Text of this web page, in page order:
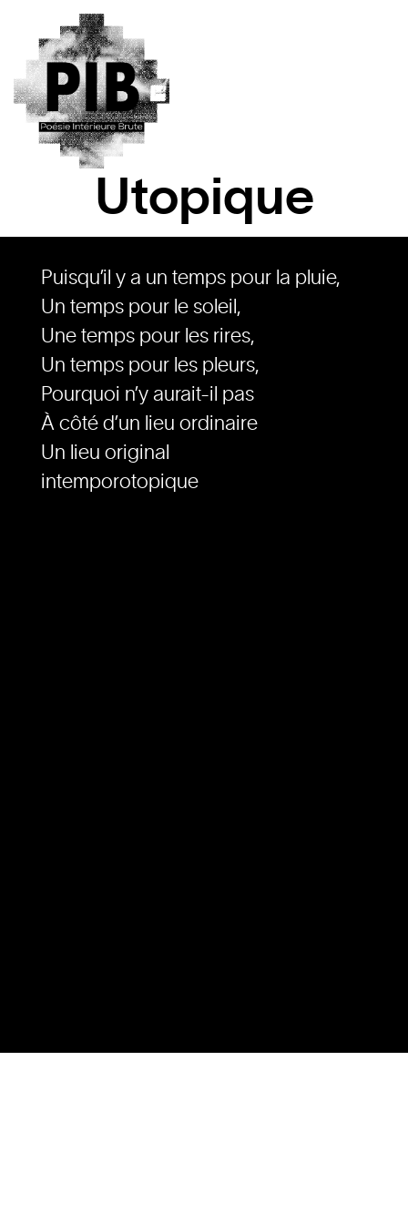
Utopique
Puisqu’il y a un temps pour la pluie,
Un temps pour le soleil,
Une temps pour les rires,
Un temps pour les pleurs,
Pourquoi n’y aurait-il pas
À côté d’un lieu ordinaire
Un lieu original
intemporotopique